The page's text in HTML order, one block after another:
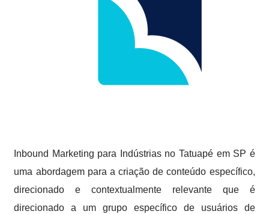
Inbound Marketing para Indústrias no Tatuapé em SP é
uma abordagem para a criação de conteúdo específico,
direcionado e contextualmente relevante que é
direcionado a um grupo específico de usuários de